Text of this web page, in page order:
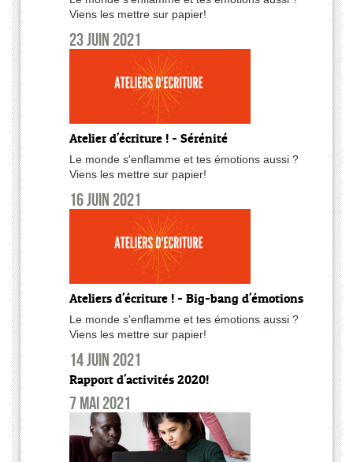
Viens les mettre sur papier!
23 juin 2021
Atelier d'écriture ! - Sérénité
Le monde s'enflamme et tes émotions aussi ?
Viens les mettre sur papier!
16 juin 2021
Ateliers d'écriture ! - Big-bang d'émotions
Le monde s'enflamme et tes émotions aussi ?
Viens les mettre sur papier!
14 juin 2021
Rapport d'activités 2020!
7 mai 2021